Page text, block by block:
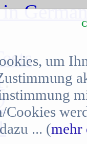
.
.
.
.
um
Cookies
... (mehr